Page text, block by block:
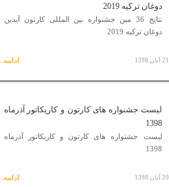
دوغان ترکیه 2019
نتایج 36 مین جشنواره بین المللی کارتون آیدین
دوغان ترکیه 2019
21 آبان 1398 ادامه...
لیست جشنواره های کارتون و کاریکاتور آذرماه
1398
لیست جشنواره های کارتون و کاریکاتور آذرماه
1398
20 آبان 1398 ادامه...